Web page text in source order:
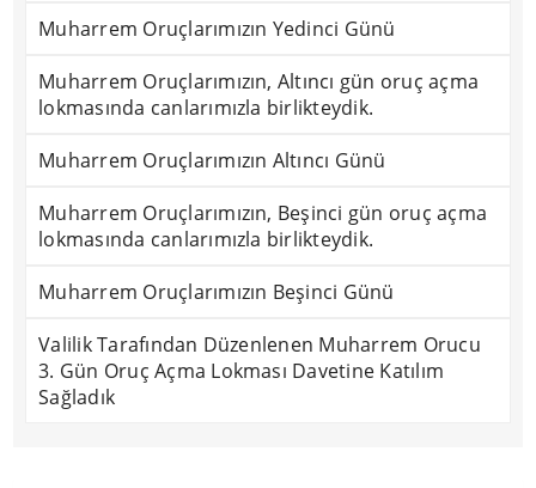
Muharrem Oruçlarımızın Yedinci Günü
Muharrem Oruçlarımızın, Altıncı gün oruç açma
lokmasında canlarımızla birlikteydik.
Muharrem Oruçlarımızın Altıncı Günü
Muharrem Oruçlarımızın, Beşinci gün oruç açma
lokmasında canlarımızla birlikteydik.
Muharrem Oruçlarımızın Beşinci Günü
Valilik Tarafından Düzenlenen Muharrem Orucu
3. Gün Oruç Açma Lokması Davetine Katılım
Sağladık